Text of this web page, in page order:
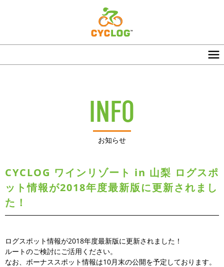
INFO
お知らせ
CYCLOG ワインリゾート in 山梨 ログスポ
ット情報が2018年度最新版に更新されまし
た！
ログスポット情報が2018年度最新版に更新されました！
ルートのご検討にご活用ください。
なお、ボーナススポット情報は10月末の公開を予定しております。